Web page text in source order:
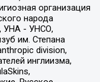
организация
народа
УНА - УНСО,
им. Степана
division,
инглиизма,